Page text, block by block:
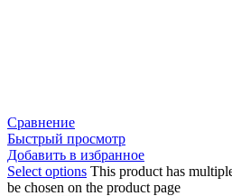
Сравнение
Быстрый просмотр
Добавить в избранное
Select options This product has
be chosen on the product page